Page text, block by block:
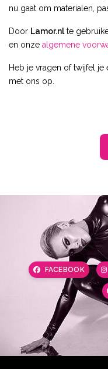
nu gaat om materialen,
Door Lamor.nlte
en onze algemene
Heb je vragen of twijfel
met ons op.
FACEBOOK